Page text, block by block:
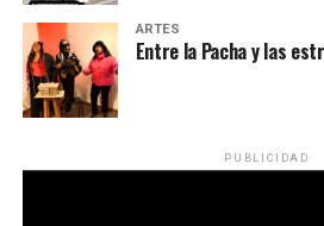
ARTES
Entre la Pacha y las
PUBLICIDAD